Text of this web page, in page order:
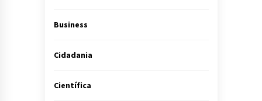
Business
Cidadania
Científica